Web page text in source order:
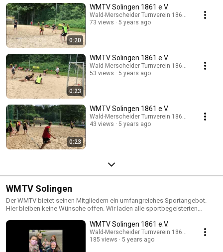
0:20
WMTV Solingen 1861 e.V.
Wald-Merscheider Turnverein 1861 e.V.
73 views
5 years ago
0:23
WMTV Solingen 1861 e.V.
Wald-Merscheider Turnverein 1861 e.V.
53 views
5 years ago
0:23
WMTV Solingen 1861 e.V.
Wald-Merscheider Turnverein 1861 e.V.
43 views
5 years ago
WMTV Solingen
Der WMTV bietet seinen Mitgliedern ein umfangreiches Sportangebot.
Hier bleiben keine Wünsche offen. Wir laden alle sportbegeisterten
WMTV Solingen 1861 e.V.
Wald-Merscheider Turnverein 1861 e.V.
185 views
5 years ago